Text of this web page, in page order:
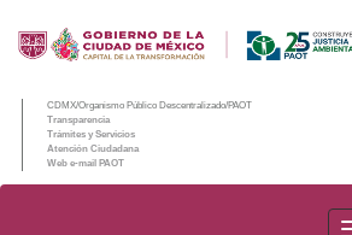
CDMX/Organismo Público Descentralizado/PAOT
Transparencia
Trámites y Servicios
Atención Ciudadana
Web e-mail PAOT